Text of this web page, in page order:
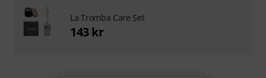
La Tromba Care Set
143 kr